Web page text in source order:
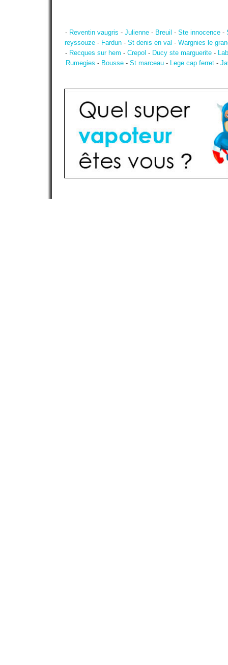
- Reventin vaugris - Julienne- Breuil - Ste innocence-
reyssouze- Fardun- St denis en val - Wargnies le
- Recques sur hem - Crepol - Ducy ste marguerite -
Rumegies - Bousse - St marceau - Lege cap ferret -